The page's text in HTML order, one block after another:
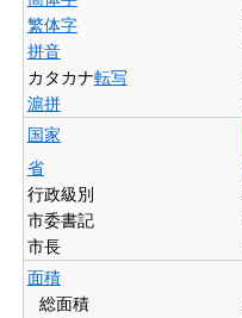
繁体字
拼音
カタカナ転写
滬拼
国家
省
行政級別
市委書記
市長
面積
総面積